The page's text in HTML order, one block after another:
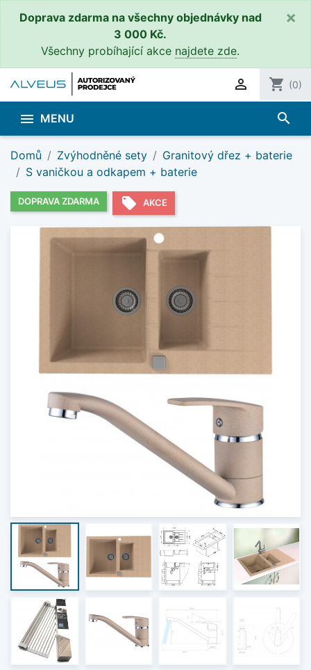
Doprava zdarma na všechny objednávky nad
3 000 Kč.
Všechny probíhající akce najdete zde.
×
 shopping_cart (0)
 MENU search
Domů Zvýhodněné sety
Granitový dřez + baterie
S vaničkou a odkapem + baterie
DOPRAVA ZDARMA local_offer AKCE